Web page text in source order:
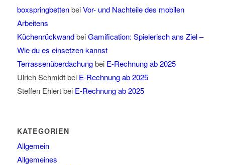
boxspringbettenbeiVor- und Nachteile des mobilen
Arbeitens
KüchenrückwandbeiGamification: Spielerisch ans Ziel –
Wie du es einsetzen kannst
Terrassenüberdachungbei E-Rechnung ab 2025
Ulrich Schmidtbei E-Rechnung ab 2025
Steffen Ehlertbei E-Rechnung ab 2025
KATEGORIEN
Allgemein
Allgemeines